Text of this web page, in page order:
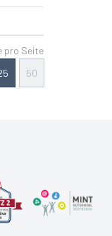
pro Seite
50